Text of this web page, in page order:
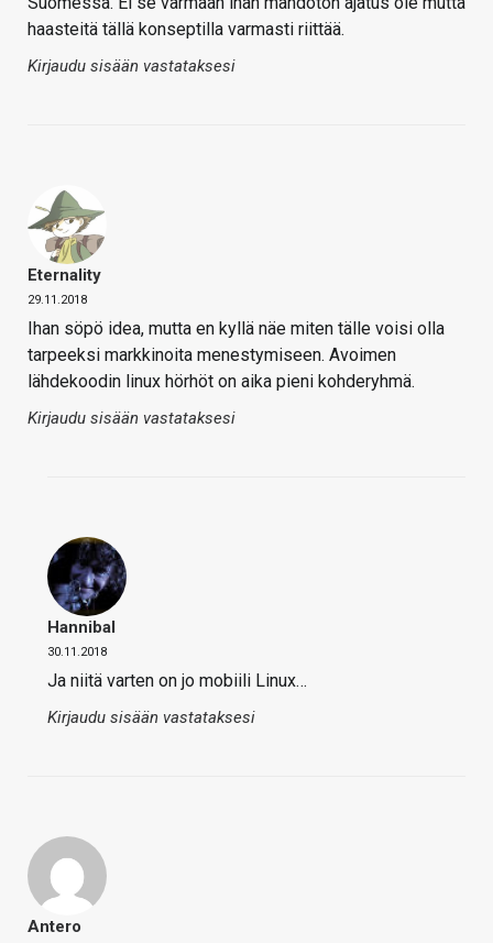
haasteitä tällä konseptilla varmasti riittää.
Kirjaudu sisään vastataksesi
Eternality
29.11.2018
Ihan söpö idea, mutta en kyllä näe miten tälle voisi olla
tarpeeksi markkinoita menestymiseen. Avoimen
lähdekoodin linux hörhöt on aika pieni kohderyhmä.
Kirjaudu sisään vastataksesi
Hannibal
30.11.2018
Ja niitä varten on jo mobiili Linux…
Kirjaudu sisään vastataksesi
Antero